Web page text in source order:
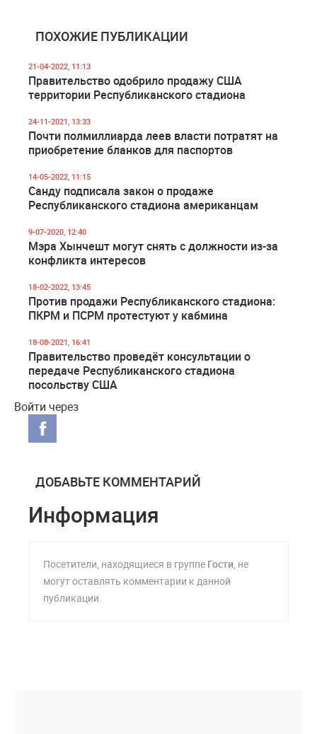
ПОХОЖИЕ ПУБЛИКАЦИИ
21-04-2022, 11:13
Правительство одобрило продажу США
территории Республиканского стадиона
24-11-2021, 13:33
Почти полмиллиарда леев власти потратят на
приобретение бланков для паспортов
14-05-2022, 11:15
Санду подписала закон о продаже
Республиканского стадиона американцам
9-07-2020, 12:40
Мэра Хынчешт могут снять с должности из-за
конфликта интересов
18-02-2022, 13:45
Против продажи Республиканского стадиона:
ПКРМ и ПСРМ протестуют у кабмина
18-08-2021, 16:41
Правительство проведёт консультации о
передаче Республиканского стадиона
посольству США
Войти через
ДОБАВЬТЕ КОММЕНТАРИЙ
Информация
Посетители, находящиеся в группе Гости, не
могут оставлять комментарии к данной
публикации.